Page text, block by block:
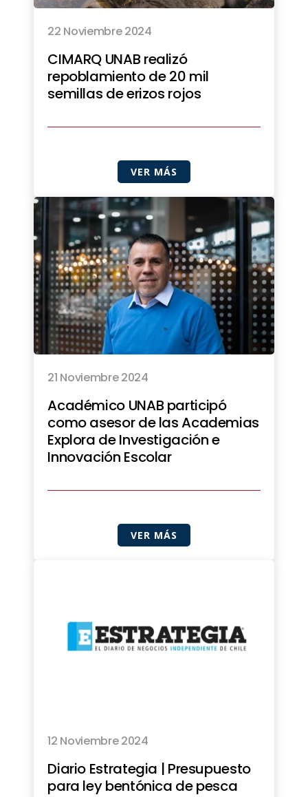
22 Noviembre 2024
CIMARQ UNAB realizó
repoblamiento de 20 mil
semillas de erizos rojos
VER MÁS
21 Noviembre 2024
Académico UNAB participó
como asesor de las Academias
Explora de Investigación e
Innovación Escolar
VER MÁS
12 Noviembre 2024
Diario Estrategia | Presupuesto
para ley bentónica de pesca